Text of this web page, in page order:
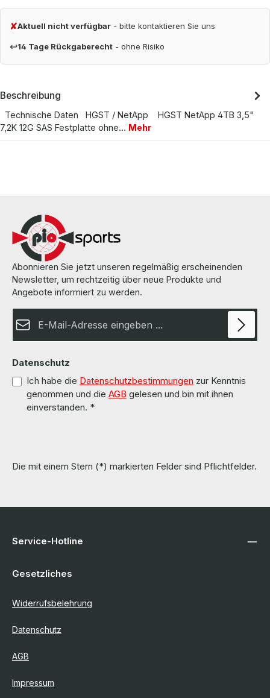
✘Aktuell nicht verfügbar - bitte kontaktieren Sie uns
↩14 Tage Rückgaberecht - ohne Risiko
Beschreibung
Technische Daten HGST / NetApp HGST NetApp 4TB 3,5"
7,2K 12G SAS Festplatte ohne… Mehr
Abonnieren Sie jetzt unseren regelmäßig erscheinenden
Newsletter, um rechtzeitig über neue Produkte und
Angebote informiert zu werden.
Datenschutz
Ich habe die Datenschutzbestimmungen zur Kenntnis
genommen und die AGB gelesen und bin mit ihnen
einverstanden. *
Die mit einem Stern (*) markierten Felder sind Pflichtfelder.
Service-Hotline
Gesetzliches
Widerrufsbelehrung
Datenschutz
AGB
Impressum